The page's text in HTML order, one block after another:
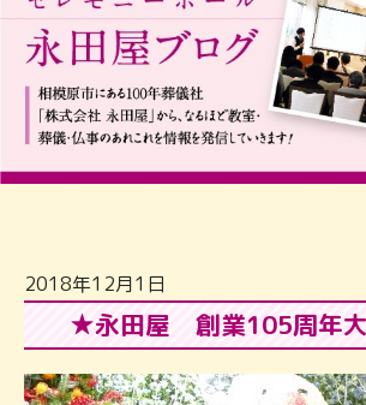
2018年12月1日
★永田屋 創業105周年